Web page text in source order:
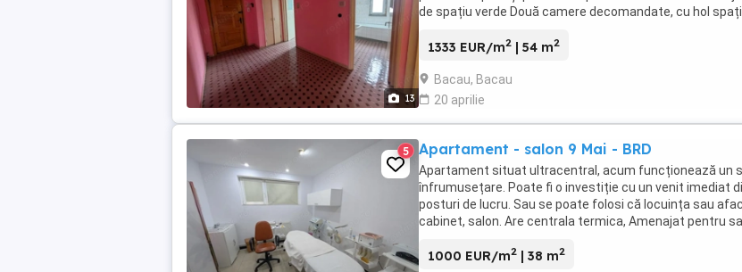
13
de spațiu verde Două camere decomandate, cu hol
1333 EUR/m2 | 54 m2
Bacau, Bacau
20 aprilie
5 Apartament - salon 9 Mai - BRD
Apartament situat ultracentral, acum funcționează un
înfrumusețare. Poate fi o investiție cu un venit imediat
posturi de lucru. Sau se poate folosi că locuința sau
cabinet, salon. Are centrala termica, Amenajat pentru
1000 EUR/m2 | 38 m2